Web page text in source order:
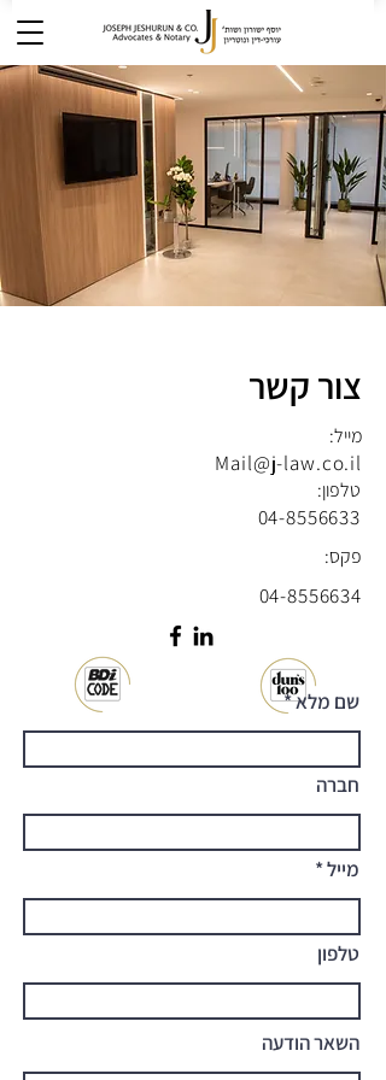
צור קשר
מייל:
Mail@j-law.co.il
טלפון:
04-8556633
פקס:
04-8556634
שם מלא
חברה
מייל
טלפון
השאר הודעה